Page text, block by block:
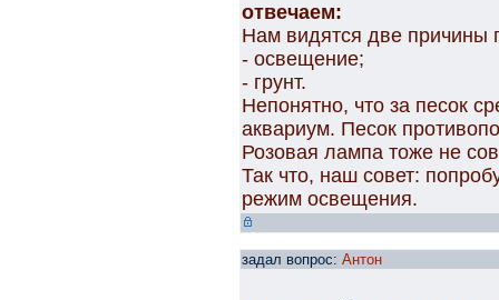
отвечаем:
Нам видятся две причины
- освещение;
- грунт.
Непонятно, что за песок
аквариум. Песок
Розовая лампа тоже не
Так что, наш совет:
режим освещения.
задал вопрос: Антон